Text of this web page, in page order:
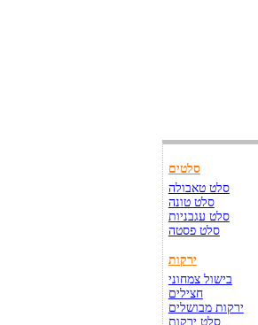
סלטים
סלט טאבולה
סלט טונה
סלט עגבניות
סלט פסטה
ירקות
בישול צמחוני
חצילים
ירקות מבושלים
סלט ירקות